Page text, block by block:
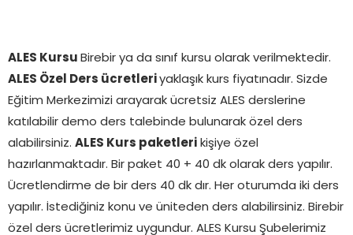
ALES Kursu Birebir ya da sınıf kursu olarak verilmektedir.
ALES Özel Ders ücretleri yaklaşık kurs fiyatınadır. Sizde
Eğitim Merkezimizi arayarak ücretsiz ALES derslerine
katılabilir demo ders talebinde bulunarak özel ders
alabilirsiniz. ALES Kurs paketleri kişiye özel
hazırlanmaktadır. Bir paket 40 + 40 dk olarak ders yapılır.
Ücretlendirme de bir ders 40 dk dır. Her oturumda iki ders
yapılır. İstediğiniz konu ve üniteden ders alabilirsiniz. Birebir
özel ders ücretlerimiz uygundur. ALES Kursu Şubelerimiz